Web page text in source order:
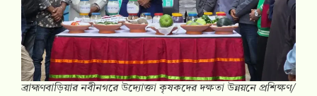
ব্রাহ্মণবাড়িয়ার নবীনগরে উদ্যোক্তা কৃষকদের দক্ষতা উন্নয়নে প্রশিক্ষণ/